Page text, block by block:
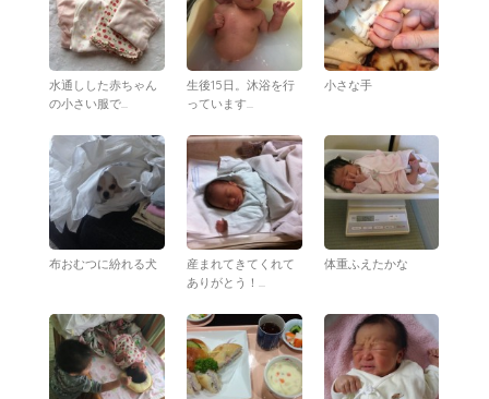
水通しした赤ちゃん
の小さい服で...
生後15日。沐浴を行
っています...
小さな手
布おむつに紛れる犬
産まれてきてくれて
ありがとう！...
体重ふえたかな